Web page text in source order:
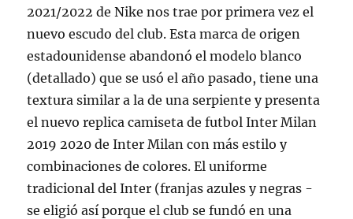
2021/2022 de Nike nos trae por primera vez el
nuevo escudo del club. Esta marca de origen
estadounidense abandonó el modelo blanco
(detallado) que se usó el año pasado, tiene una
textura similar a la de una serpiente y presenta
el nuevo replica camiseta de futbol Inter Milan
2019 2020 de Inter Milan con más estilo y
combinaciones de colores. El uniforme
tradicional del Inter (franjas azules y negras -
se eligió así porque el club se fundó en una